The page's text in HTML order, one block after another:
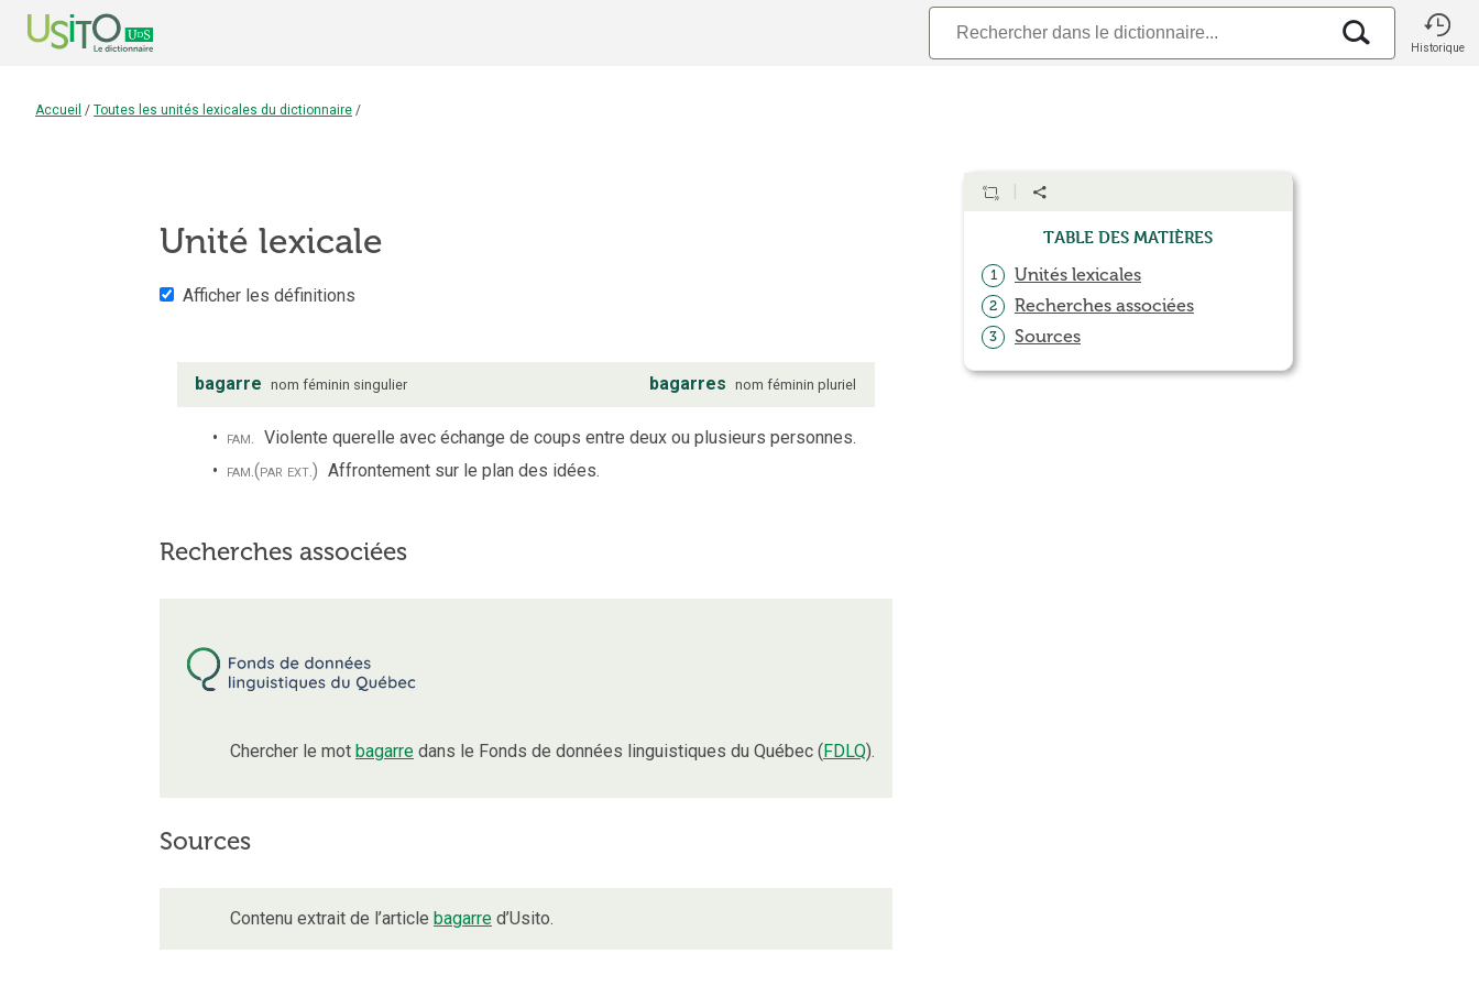
Historique
Accueil / Toutes les unités lexicales du dictionnaire /
Unité lexicale
Afficher les définitions
bagarre nom féminin singulier bagarres nom féminin pluriel
fam. Violente querelle avec échange de coups entre deux ou plusieurs personnes.
fam.(par ext.) Affrontement sur le plan des idées.
Recherches associées
Chercher le mot bagarre dans le Fonds de données linguistiques du Québec (FDLQ).
Sources
Contenu extrait de l’article bagarre d’Usito.
Table des matières
1 Unités lexicales
2 Recherches associées
3 Sources